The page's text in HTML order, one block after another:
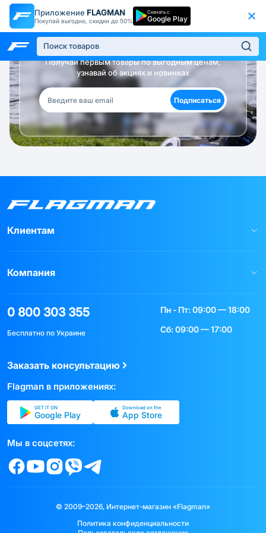
Приложение FLAGMAN
Покупай выгодно, скидки до 50%
Скачать с
Google Play
Будь в курсе!
Получай первым товары по выгодным ценам,
узнавай об акциях и новинках
Подписаться
Клиентам
Компания
0 800 303 355
Бесплатно по Украине
Пн - Пт: 09:00 — 18:00
Сб: 09:00 — 17:00
Заказать консультацию
Flagman в приложениях:
GET IT ON
Google Play
Download on the
App Store
Мы в соцсетях:
© 2009–2026, Интернет-магазин «Flagman»
Политика конфиденциальности